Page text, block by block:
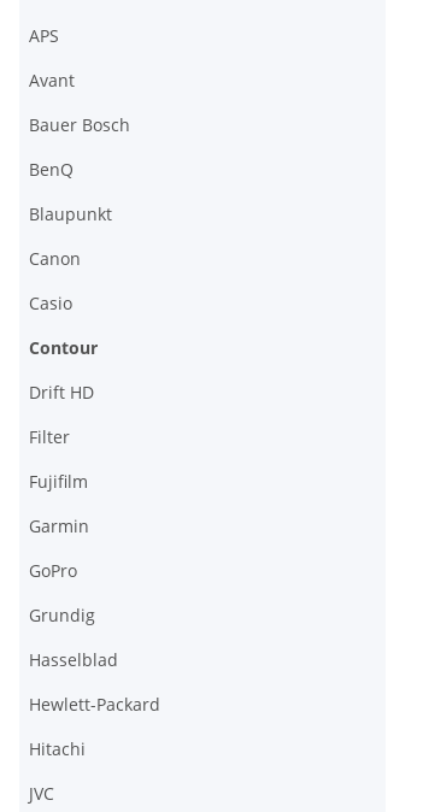
APS
Avant
Bauer Bosch
BenQ
Blaupunkt
Canon
Casio
Contour
Drift HD
Filter
Fujifilm
Garmin
GoPro
Grundig
Hasselblad
Hewlett-Packard
Hitachi
JVC